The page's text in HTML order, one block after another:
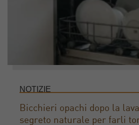
NOTIZIE
Bicchieri opachi dopo la
segreto naturale per farli